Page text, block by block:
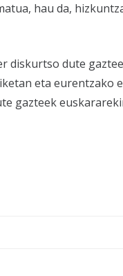
hau da,
diskurtso dute
eta eurentzako
gazteek